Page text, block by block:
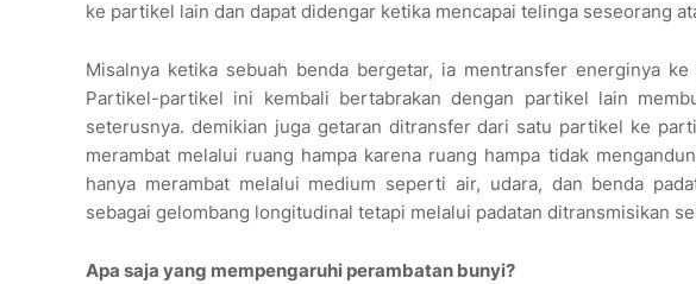
ke partikel lain dan dapat didengar ketika mencapai telinga seseorang
Misalnya ketika sebuah benda bergetar, ia mentransfer energinya
Partikel-partikel ini kembali bertabrakan dengan partikel lain
seterusnya. demikian juga getaran ditransfer dari satu partikel ke
merambat melalui ruang hampa karena ruang hampa tidak
hanya merambat melalui medium seperti air, udara, dan benda
sebagai gelombang longitudinal tetapi melalui padatan ditransmisikan
Apa saja yang mempengaruhi perambatan bunyi?